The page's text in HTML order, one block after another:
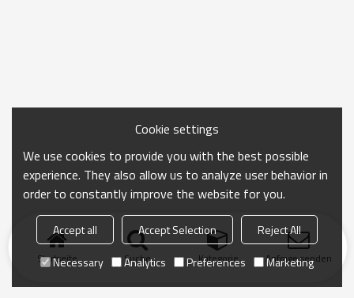
Startseite Suche Kategorie Anfrage senden
Cookie settings
We use cookies to provide you with the best possible
experience. They also allow us to analyze user behavior in
order to constantly improve the website for you.
Accept all Accept Selection
Reject All
Necessary
Analytics Preferences Marketing